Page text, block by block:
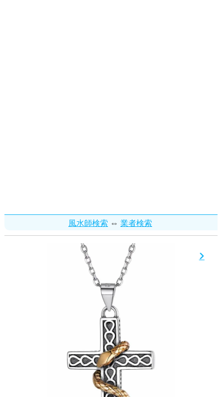
風水師検索 ⇔ 業者検索